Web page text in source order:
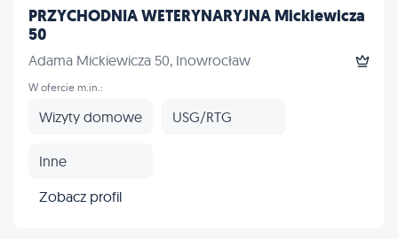
PRZYCHODNIA WETERYNARYJNA Mickiewicza
50
Adama Mickiewicza 50, Inowrocław
W ofercie m.in.:
Wizyty domowe USG/RTG
Inne
Zobacz profil